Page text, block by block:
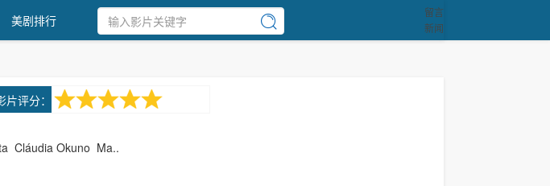
美剧排行
留言
新闻
片评分：
Cláudia Okuno Ma..